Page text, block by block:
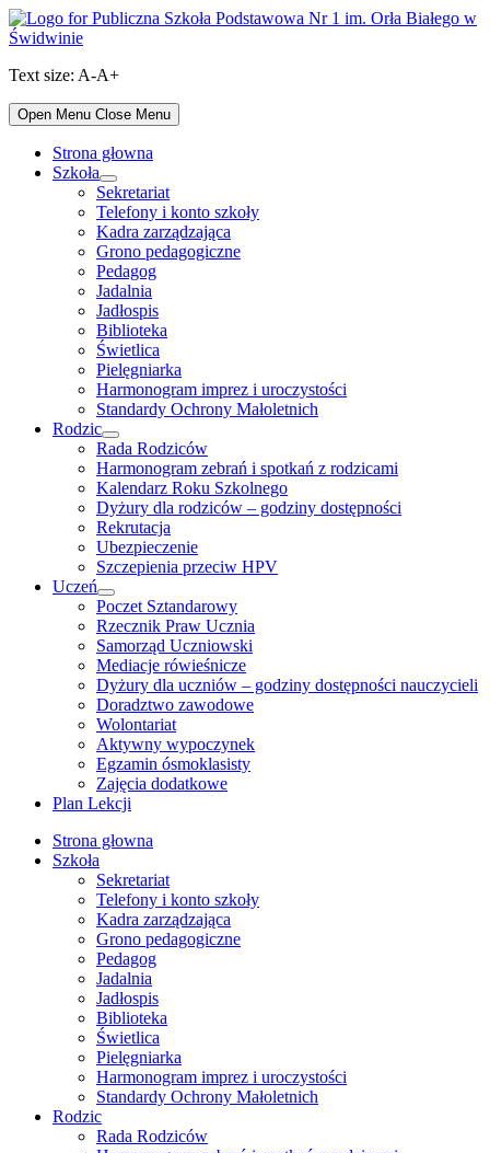
Skip
to
Text size: A-A+
Open Menu Close Menu
Strona głowna
Szkoła
Show
sub
menu
Sekretariat
Telefony i konto szkoły
Kadra zarządzająca
Grono pedagogiczne
Pedagog
Jadalnia
Jadłospis
Biblioteka
Świetlica
Pielęgniarka
Harmonogram imprez i uroczystości
Standardy Ochrony Małoletnich
Rodzic
Show
sub
menu
Rada Rodziców
Harmonogram zebrań i spotkań z rodzicami
Kalendarz Roku Szkolnego
Dyżury dla rodziców – godziny dostępności
Rekrutacja
Ubezpieczenie
Szczepienia przeciw HPV
Uczeń
Show
sub
menu
Poczet Sztandarowy
Rzecznik Praw Ucznia
Samorząd Uczniowski
Mediacje rówieśnicze
Dyżury dla uczniów – godziny dostępności nauczycieli
Doradztwo zawodowe
Wolontariat
Aktywny wypoczynek
Egzamin ósmoklasisty
Zajęcia dodatkowe
Plan Lekcji
Strona głowna
Szkoła
Sekretariat
Telefony i konto szkoły
Kadra zarządzająca
Grono pedagogiczne
Pedagog
Jadalnia
Jadłospis
Biblioteka
Świetlica
Pielęgniarka
Harmonogram imprez i uroczystości
Standardy Ochrony Małoletnich
Rodzic
Rada Rodziców